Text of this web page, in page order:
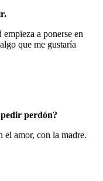
a ponerse en
que me gustaría
perdón?
el amor, con la madre.